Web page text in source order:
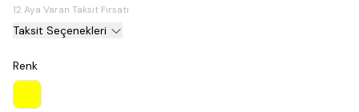
12 Aya Varan Taksit Fırsatı
Taksit Seçenekleri
Renk